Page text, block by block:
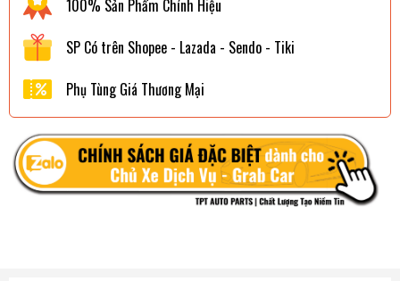
100% Sản Phẩm Chính Hiệu
SP Có trên Shopee - Lazada - Sendo - Tiki
Phụ Tùng Giá Thương Mại